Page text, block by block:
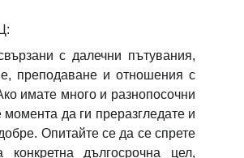
с далечни пътувания,
преподаване и отношения с
имате много и разнопосочни
момента да ги преразгледате и
Опитайте се да се спрете
конкретна дългосрочна цел,